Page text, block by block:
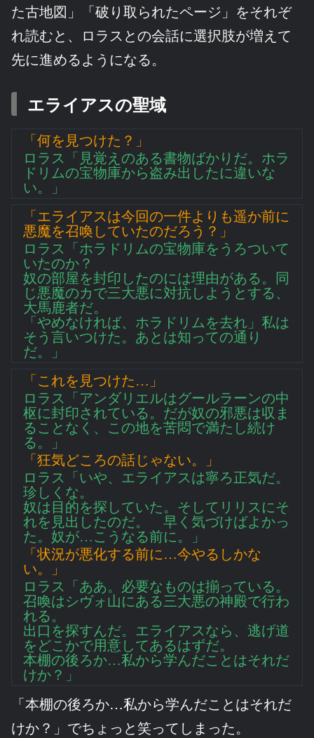
た古地図」「破り取られたページ」をそれぞ
れ読むと、ロラスとの会話に選択肢が増えて
先に進めるようになる。
エライアスの聖域
「何を見つけた？」
ロラス「見覚えのある書物ばかりだ。ホラ
ドリムの宝物庫から盗み出したに違いな
い。」
「エライアスは今回の一件よりも遥か前に
悪魔を召喚していたのだろう？」
ロラス「ホラドリムの宝物庫をうろついて
いたのか？
奴の部屋を封印したのには理由がある。同
じ悪魔のカで三大悪に対抗しようとする、
大馬鹿者だ。
「やめなければ、ホラドリムを去れ」私は
そう言いつけた。あとは知っての通り
だ。」
「これを見つけた…」
ロラス「アンダリエルはグールラーンの中
枢に封印されている。だが奴の邪悪は収ま
ることなく、この地を苦悶で満たし続け
る。」
「狂気どころの話じゃない。」
ロラス「いや、エライアスは寧ろ正気だ。
珍しくな。
奴は目的を探していた。そしてリリスにそ
れを見出したのだ。 早く気づけばよかっ
た。奴が…こうなる前に。」
「状況が悪化する前に…今やるしかな
い。」
ロラス「ああ。必要なものは揃っている。
召喚はシヴォ山にある三大悪の神殿で行わ
れる。
出口を探すんだ。エライアスなら、逃げ道
をどこかで用意してあるはずだ。
本棚の後ろか…私から学んだことはそれだ
けか？」
「本棚の後ろか…私から学んだことはそれだ
けか？」でちょっと笑ってしまった。